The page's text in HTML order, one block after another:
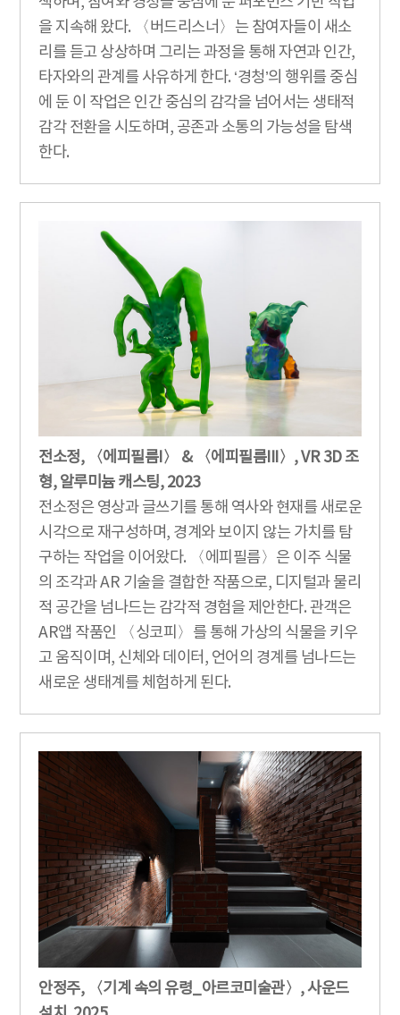
을 지속해 왔다. 〈버드리스너〉는 참여자들이 새소
리를 듣고 상상하며 그리는 과정을 통해 자연과 인간,
타자와의 관계를 사유하게 한다. ‘경청’의 행위를 중심
에 둔 이 작업은 인간 중심의 감각을 넘어서는 생태적
감각 전환을 시도하며, 공존과 소통의 가능성을 탐색
한다.
전소정, 〈에피필름I〉 & 〈에피필름III〉, VR 3D 조
형, 알루미늄 캐스팅, 2023
전소정은 영상과 글쓰기를 통해 역사와 현재를 새로운
시각으로 재구성하며, 경계와 보이지 않는 가치를 탐
구하는 작업을 이어왔다. 〈에피필름〉은 이주 식물
의 조각과 AR 기술을 결합한 작품으로, 디지털과 물리
적 공간을 넘나드는 감각적 경험을 제안한다. 관객은
AR앱 작품인 〈싱코피〉를 통해 가상의 식물을 키우
고 움직이며, 신체와 데이터, 언어의 경계를 넘나드는
새로운 생태계를 체험하게 된다.
안정주, 〈기계 속의 유령_아르코미술관〉, 사운드